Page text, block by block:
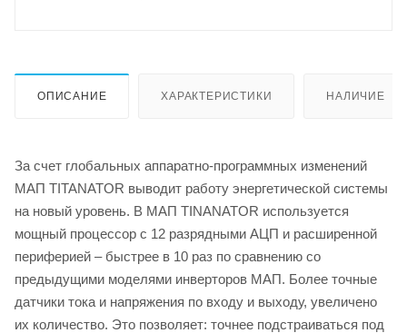
ОПИСАНИЕ ХАРАКТЕРИСТИКИ НАЛИЧИЕ
За счет глобальных аппаратно-программных изменений
МАП TITANATOR выводит работу энергетической системы
на новый уровень. В МАП TINANATOR используется
мощный процессор с 12 разрядными АЦП и расширенной
периферией – быстрее в 10 раз по сравнению со
предыдущими моделями инверторов МАП. Более точные
датчики тока и напряжения по входу и выходу, увеличено
их количество. Это позволяет: точнее подстраиваться под